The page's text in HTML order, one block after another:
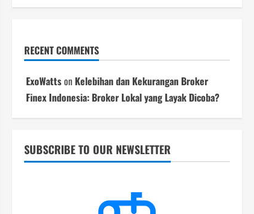
RECENT COMMENTS
ExoWattson Kelebihan dan Kekurangan Broker
Finex Indonesia: Broker Lokal yang Layak Dicoba?
SUBSCRIBE TO OUR NEWSLETTER